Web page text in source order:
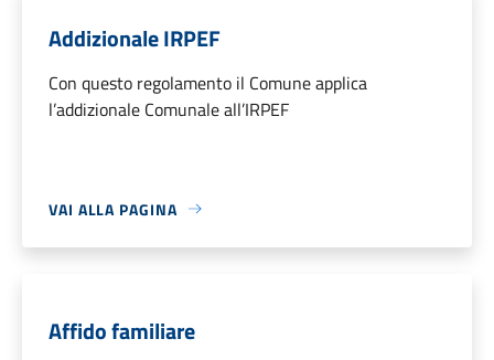
Addizionale IRPEF
Con questo regolamento il Comune applica
l’addizionale Comunale all’IRPEF
VAI ALLA PAGINA
Affido familiare